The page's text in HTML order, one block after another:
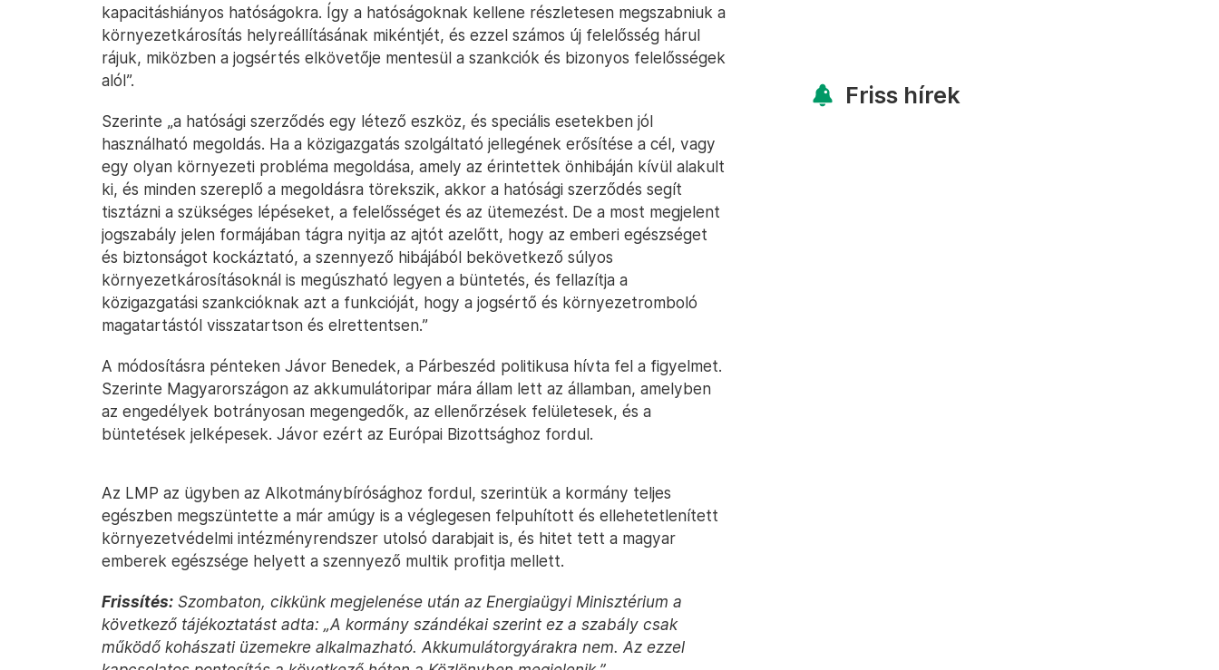
kapacitáshiányos hatóságokra. Így a hatóságoknak kellene részletesen megszabniuk a
környezetkárosítás helyreállításának mikéntjét, és ezzel számos új felelősség hárul
rájuk, miközben a jogsértés elkövetője mentesül a szankciók és bizonyos felelősségek
alól”.
Szerinte „a hatósági szerződés egy létező eszköz, és speciális esetekben jól
használható megoldás. Ha a közigazgatás szolgáltató jellegének erősítése a cél, vagy
egy olyan környezeti probléma megoldása, amely az érintettek önhibáján kívül alakult
ki, és minden szereplő a megoldásra törekszik, akkor a hatósági szerződés segít
tisztázni a szükséges lépéseket, a felelősséget és az ütemezést. De a most megjelent
jogszabály jelen formájában tágra nyitja az ajtót azelőtt, hogy az emberi egészséget
és biztonságot kockáztató, a szennyező hibájából bekövetkező súlyos
környezetkárosításoknál is megúszható legyen a büntetés, és fellazítja a
közigazgatási szankcióknak azt a funkcióját, hogy a jogsértő és környezetromboló
magatartástól visszatartson és elrettentsen.”
A módosításra pénteken Jávor Benedek, a Párbeszéd politikusa hívta fel a figyelmet.
Szerinte Magyarországon az akkumulátoripar mára állam lett az államban, amelyben
az engedélyek botrányosan megengedők, az ellenőrzések felületesek, és a
büntetések jelképesek. Jávor ezért az Európai Bizottsághoz fordul.
Az LMP az ügyben az Alkotmánybírósághoz fordul, szerintük a kormány teljes
egészben megszüntette a már amúgy is a véglegesen felpuhított és ellehetetlenített
környezetvédelmi intézményrendszer utolsó darabjait is, és hitet tett a magyar
emberek egészsége helyett a szennyező multik profitja mellett.
Frissítés: Szombaton, cikkünk megjelenése után az Energiaügyi Minisztérium a
következő tájékoztatást adta: „A kormány szándékai szerint ez a szabály csak
működő kohászati üzemekre alkalmazható. Akkumulátorgyárakra nem. Az ezzel
Friss hírek